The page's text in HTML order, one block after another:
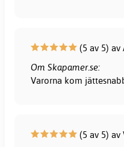
(5 av 5) av
Om Skapamer.se:
Varorna kom
(5 av 5)